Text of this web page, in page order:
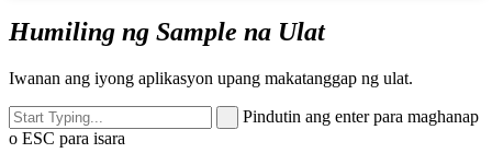
Humiling ng Sample na Ulat
Iwanan ang iyong aplikasyon upang makatanggap ng ulat.
Pindutin ang enter para maghanap
o ESC para isara